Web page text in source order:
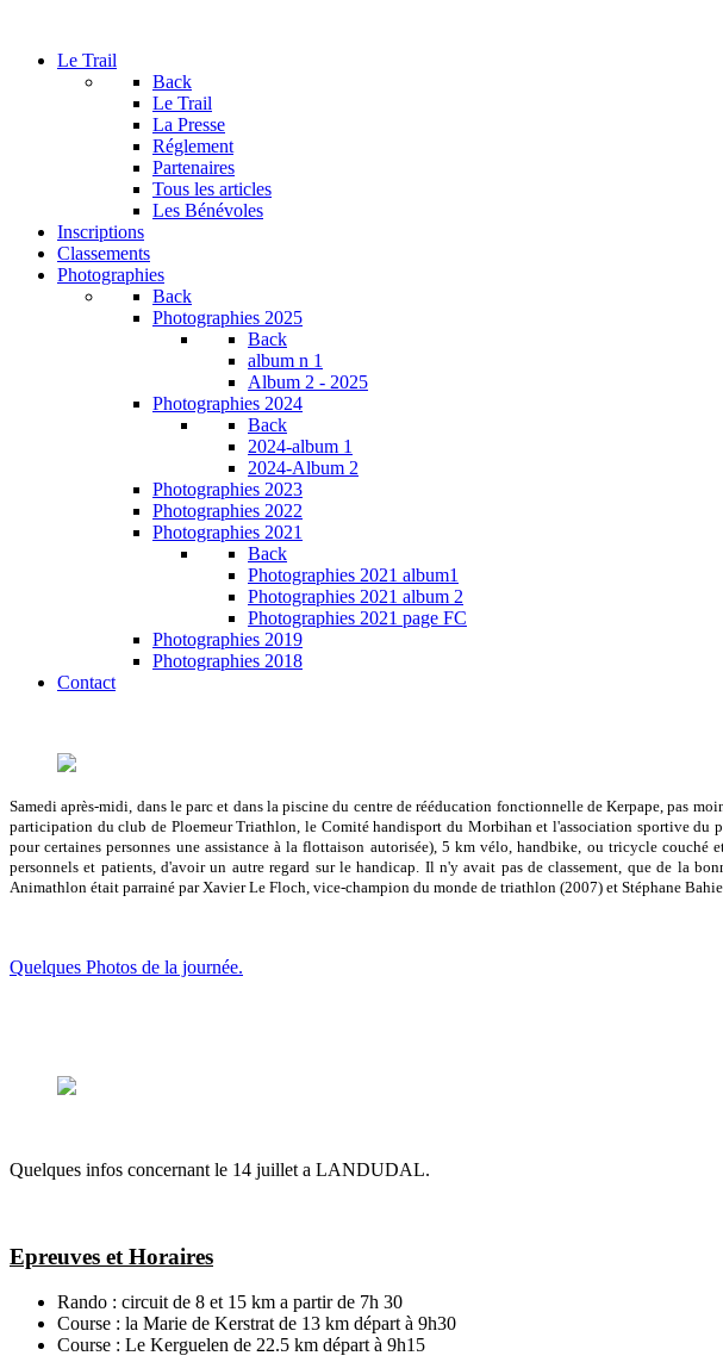
Le Trail
Back
Le Trail
La Presse
Réglement
Partenaires
Tous les articles
Les Bénévoles
Inscriptions
Classements
Photographies
Back
Photographies 2025
Back
album n 1
Album 2 - 2025
Photographies 2024
Back
2024-album 1
2024-Album 2
Photographies 2023
Photographies 2022
Photographies 2021
Back
Photographies 2021 album1
Photographies 2021 album 2
Photographies 2021 page FC
Photographies 2019
Photographies 2018
Contact
Samedi après-midi, dans le parc et dans la piscine du centre de rééducation fonctionnelle de Kerpape, pas
participation du club de Ploemeur Triathlon, le Comité handisport du Morbihan et l'association sportive du
pour certaines personnes une assistance à la flottaison autorisée), 5 km vélo, handbike, ou tricycle
personnels et patients, d'avoir un autre regard sur le handicap. Il n'y avait pas de classement, que de la
Animathlon était parrainé par Xavier Le Floch, vice-champion du monde de triathlon (2007) et Stéphane
Quelques Photos de la journée.
Quelques infos concernant le 14 juillet a LANDUDAL.
Epreuves et Horaires
Rando : circuit de 8 et 15 km a partir de 7h 30
Course : la Marie de Kerstrat de 13 km départ à 9h30
Course : Le Kerguelen de 22.5 km départ à 9h15